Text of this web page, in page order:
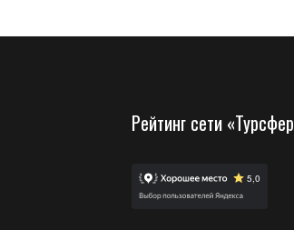
Рейтинг сети